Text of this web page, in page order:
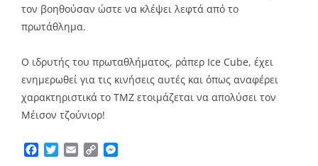
τον βοηθούσαν ώστε να κλέψει λεφτά από το
πρωτάθλημα.
Ο ιδρυτής του πρωταθλήματος, ράπερ Ice Cube, έχει
ενημερωθεί για τις κινήσεις αυτές και όπως αναφέρει
χαρακτηριστικά το ΤΜΖ ετοιμάζεται να απολύσει τον
Μέισον τζούνιορ!
Facebook
TwitterEmailCopy